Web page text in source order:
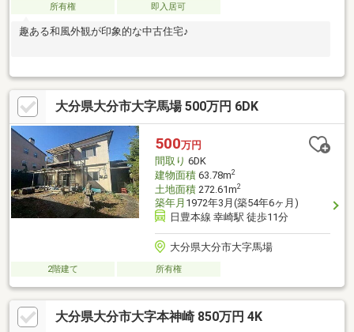
所有権
即入居可
趣ある和風外観が印象的な中古住宅♪
大分県大分市大字馬場 500万円 6DK
500万円
間取り 6DK
建物面積63.78m2
土地面積272.61m2
築年月 1972年3月(築54年6ヶ月)
日豊本線 幸崎駅 徒歩11分
大分県大分市大字馬場
2階建て 所有権
大分県大分市大字本神崎 850万円 4K